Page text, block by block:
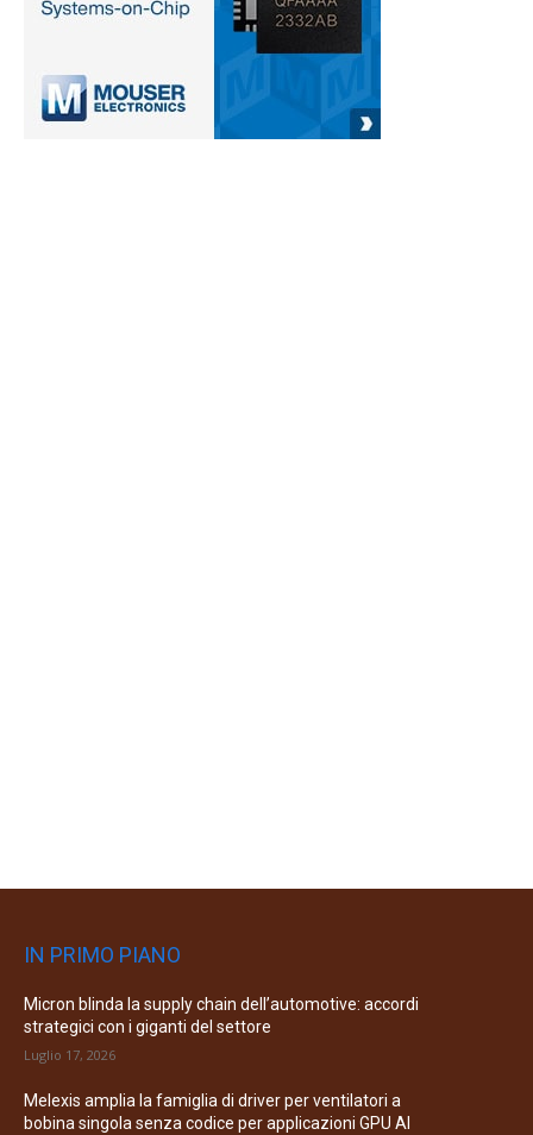
IN PRIMO PIANO
Micron blinda la supply chain dell’automotive: accordi
strategici con i giganti del settore
Luglio 17, 2026
Melexis amplia la famiglia di driver per ventilatori a
bobina singola senza codice per applicazioni GPU AI